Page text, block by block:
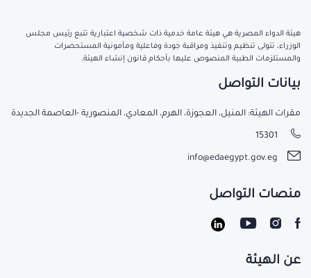
هيئة الدواء المصرية هي هيئة عامة خدمية ذات شخصية اعتبارية تتبع رئيس مجلس
الوزراء، تتولى تنظيم وتنفيذ ومراقبة جودة وفاعلية ومأمونية المستحضرات
والمستلزمات الطبية المنصوص عليها بأحكام قانون إنشاء الهيئة.
عن الهيئة
بيانات التواصل
مقرات الهيئة: المنيل، العجوزة، الهرم، المعادي، المنصورية -العاصمة الجديدة
15301
info@edaegypt.gov.eg
منصات التواصل